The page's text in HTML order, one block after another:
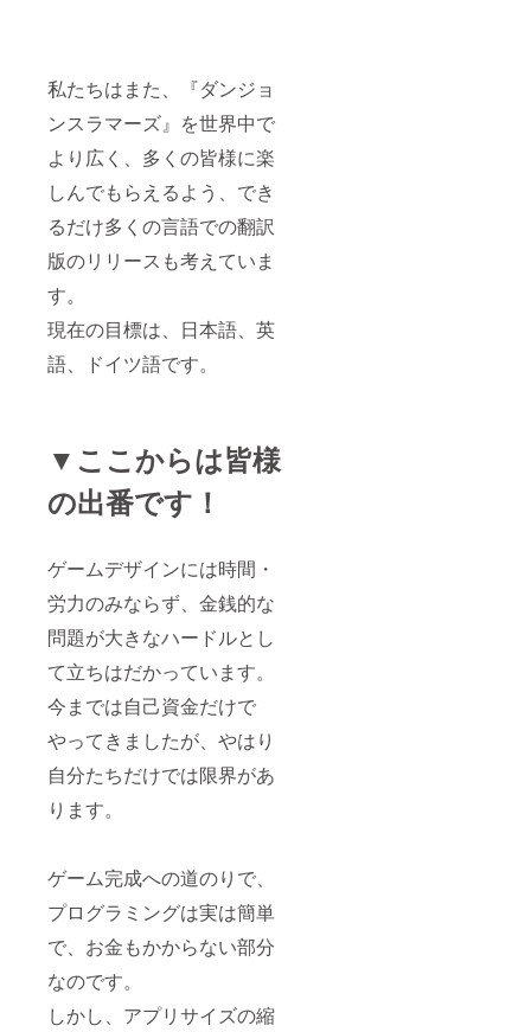
私たちはまた、『ダンジョ
ンスラマーズ』を世界中で
より広く、多くの皆様に楽
しんでもらえるよう、でき
るだけ多くの言語での翻訳
版のリリースも考えていま
す。
現在の目標は、日本語、英
語、ドイツ語です。
▼ここからは皆様
の出番です！
ゲームデザインには時間・
労力のみならず、金銭的な
問題が大きなハードルとし
て立ちはだかっています。
今までは自己資金だけで
やってきましたが、やはり
自分たちだけでは限界があ
ります。
ゲーム完成への道のりで、
プログラミングは実は簡単
で、お金もかからない部分
なのです。
しかし、アプリサイズの縮